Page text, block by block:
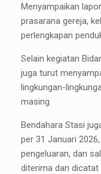
Menyampaikan
prasarana gereja,
perlengkapan
Selain kegiatan
juga turut
lingkungan-
masing.
Bendahara Stasi
per 31 Januari
pengeluaran, dan
diterima dan